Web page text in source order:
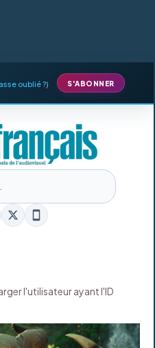
oublié ?) S'ABONNER
l'utilisateur ayant l'ID